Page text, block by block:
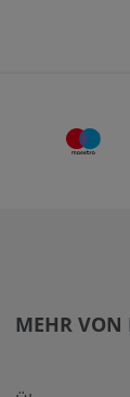
MEHR VON